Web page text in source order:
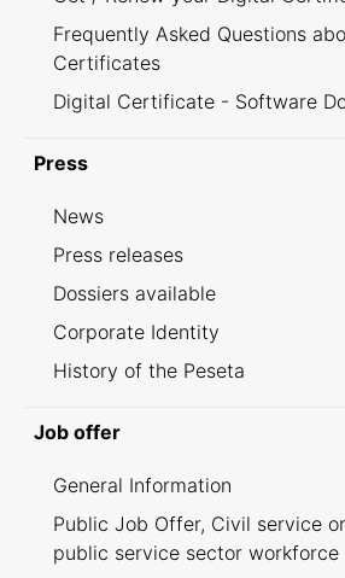
Frequently Asked Questions
Certificates
Digital Certificate - Software
Press
News
Press releases
Dossiers available
Corporate Identity
History of the Peseta
Job offer
General Information
Public Job Offer, Civil service
public service sector workforce